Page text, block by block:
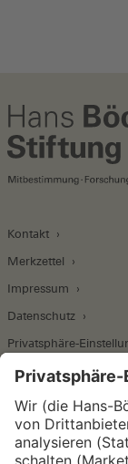
Kontakt
Merkzettel
Impressum
Datenschutz
Privatsphäre-